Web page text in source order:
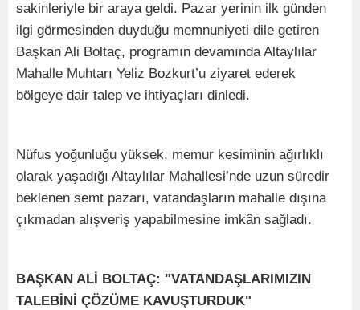
sakinleriyle bir araya geldi. Pazar yerinin ilk günden
ilgi görmesinden duyduğu memnuniyeti dile getiren
Başkan Ali Boltaç, programın devamında Altaylılar
Mahalle Muhtarı Yeliz Bozkurt’u ziyaret ederek
bölgeye dair talep ve ihtiyaçları dinledi.
Nüfus yoğunluğu yüksek, memur kesiminin ağırlıklı
olarak yaşadığı Altaylılar Mahallesi’nde uzun süredir
beklenen semt pazarı, vatandaşların mahalle dışına
çıkmadan alışveriş yapabilmesine imkân sağladı.
BAŞKAN ALİ BOLTAÇ: "VATANDAŞLARIMIZIN
TALEBİNİ ÇÖZÜME KAVUŞTURDUK"